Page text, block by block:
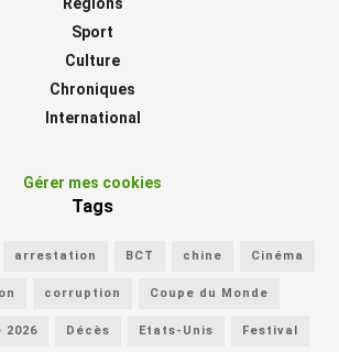
Régions
Sport
Culture
Chroniques
International
Gérer mes cookies
Tags
arrestation BCT chine Cinéma
corruption Coupe du Monde
2026 Décès Etats-Unis Festival